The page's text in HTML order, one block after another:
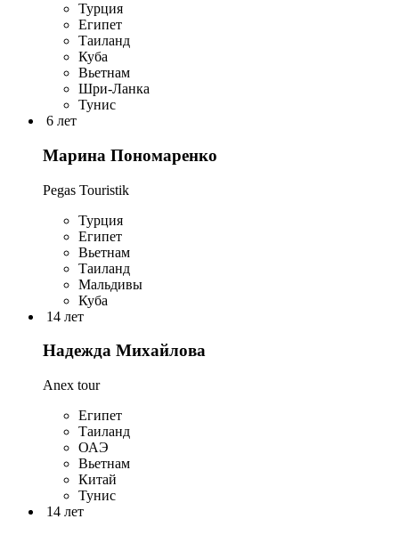
Турция
Египет
Таиланд
Куба
Вьетнам
Шри-Ланка
Тунис
6 лет
Марина Пономаренко
Pegas Touristik
Турция
Египет
Вьетнам
Таиланд
Мальдивы
Куба
14 лет
Надежда Михайлова
Anex tour
Египет
Таиланд
ОАЭ
Вьетнам
Китай
Тунис
14 лет